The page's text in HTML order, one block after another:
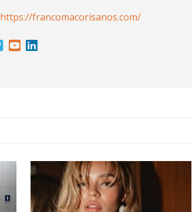
https://francomacorisanos.com/